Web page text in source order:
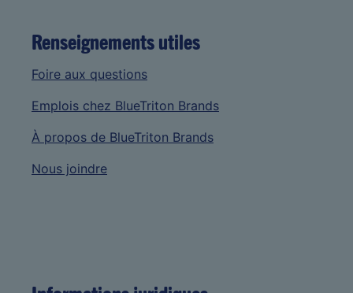
Renseignements utiles
Foire aux questions
Emplois chez BlueTriton Brands
À propos de BlueTriton Brands
Nous joindre